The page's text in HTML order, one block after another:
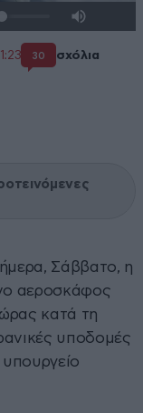
30 σχόλια
Σάββατο, η
αεροσκάφος
κατά τη
υποδομές